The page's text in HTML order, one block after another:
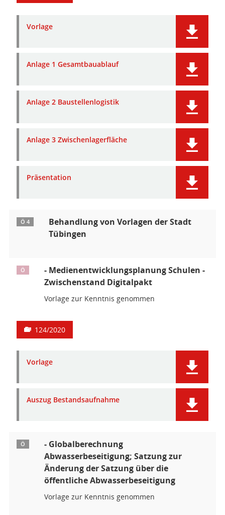
Vorlage
Anlage 1 Gesamtbauablauf
Anlage 2 Baustellenlogistik
Anlage 3 Zwischenlagerfläche
Präsentation
Ö 4
Behandlung von Vorlagen der Stadt
Tübingen
Ö
- Medienentwicklungsplanung Schulen -
Zwischenstand Digitalpakt
Vorlage zur Kenntnis genommen
124/2020
Vorlage
Auszug Bestandsaufnahme
Ö
- Globalberechnung
Abwasserbeseitigung; Satzung zur
Änderung der Satzung über die
öffentliche Abwasserbeseitigung
Vorlage zur Kenntnis genommen